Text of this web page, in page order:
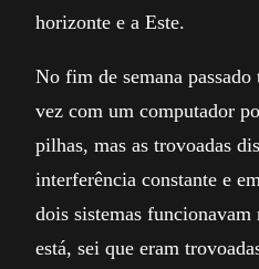
horizonte e a Este.
No fim de semana
vez com um computador
pilhas, mas as trovoadas
interferência constante e
dois sistemas
está, sei que eram